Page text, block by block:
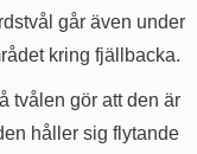
går även under
kring fjällbacka.
tvålen gör att den är
håller sig flytande